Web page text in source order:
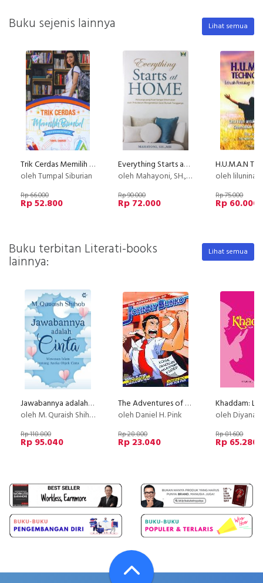
Buku sejenis lainnya Lihat semua
Trik Cerdas Memilih Bimbel (Petunjuk Untuk Siswa dan Orang Tua)
oleh Tumpal Siburian
Rp 66.000
Rp 52.800
Everything Starts at Home
oleh Mahayoni, SH.,MH
Rp 90.000
Rp 72.000
oleh
Rp 75.000
Rp 60.000
Buku terbitan Literati-books
lainnya:
Lihat semua
Jawabannya adalah Cinta (2019)
oleh M. Quraish Shihab
Rp 118.800
Rp 95.040
The Adventures of Johnny Bunko : Komik Panduan Melejitkan Karier
oleh Daniel H. Pink
Rp 28.800
Rp 23.040
oleh Diyana
Rp 81.600
Rp 65.280